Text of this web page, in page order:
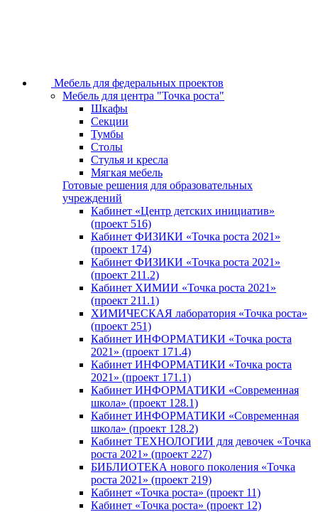
Мебель для федеральных проектов
Мебель для центра "Точка роста"
Шкафы
Секции
Тумбы
Столы
Стулья и кресла
Мягкая мебель
Готовые решения для образовательных
учреждений
Кабинет «Центр детских инициатив»
(проект 516)
Кабинет ФИЗИКИ «Точка роста 2021»
(проект 174)
Кабинет ФИЗИКИ «Точка роста 2021»
(проект 211.2)
Кабинет ХИМИИ «Точка роста 2021»
(проект 211.1)
ХИМИЧЕСКАЯ лаборатория «Точка роста»
(проект 251)
Кабинет ИНФОРМАТИКИ «Точка роста
2021» (проект 171.4)
Кабинет ИНФОРМАТИКИ «Точка роста
2021» (проект 171.1)
Кабинет ИНФОРМАТИКИ «Современная
школа» (проект 128.1)
Кабинет ИНФОРМАТИКИ «Современная
школа» (проект 128.2)
Кабинет ТЕХНОЛОГИИ для девочек «Точка
роста 2021» (проект 227)
БИБЛИОТЕКА нового поколения «Точка
роста 2021» (проект 219)
Кабинет «Точка роста» (проект 11)
Кабинет «Точка роста» (проект 12)